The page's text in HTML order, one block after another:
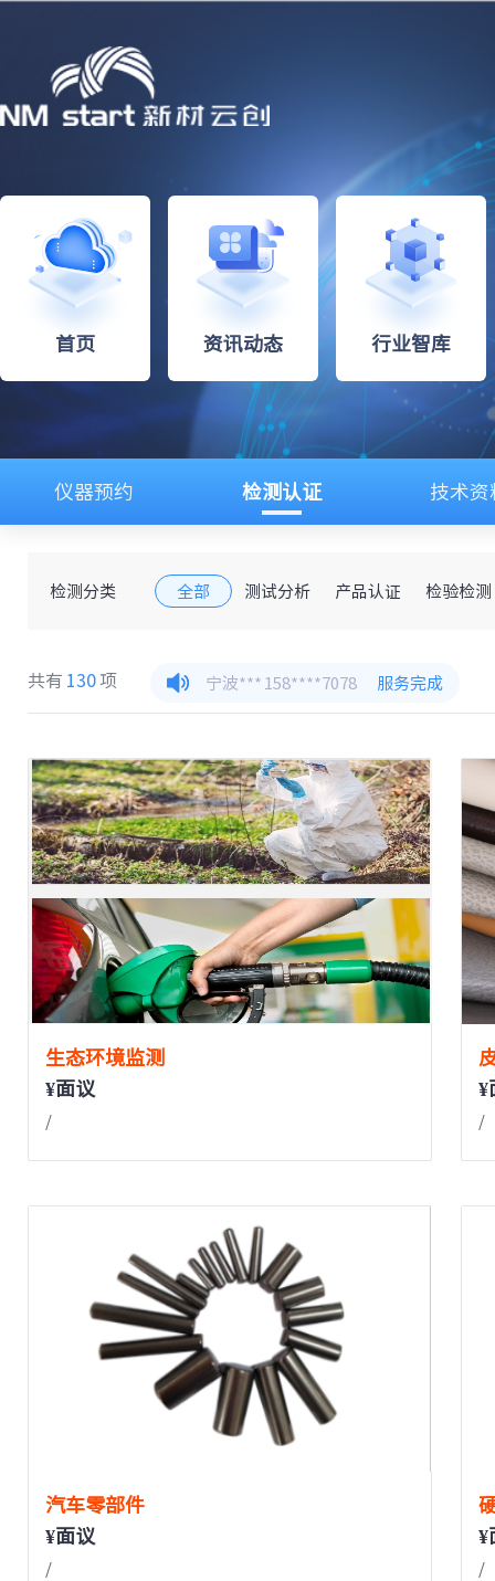
首页 资讯动态 行业智库
仪器预约 检测认证 技术
检测分类 全部 测试分析 产品认证 检验检测
共有 130项 宁波***158****7078
服务完成
宁波***136****6200
服务完成
苏州***135****0684
服务完成
苏州***135****0684
服务完成
宁波***134****0905
服务完成
宁波***158****7078
服务完成
宁波***136****6200
服务完成
宁波***158****7078
服务完成
生态环境监测
¥面议
/
¥
/
汽车零部件
¥面议
/
¥
/